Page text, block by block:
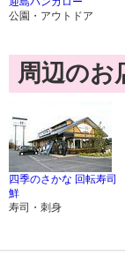
公園・アウトドア
周辺のお
四季のさかな 回転寿司
鮮
寿司・刺身